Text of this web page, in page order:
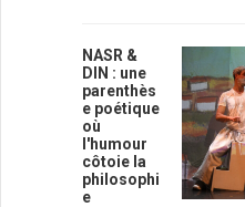
NASR &
DIN : une
parenthès
e poétique
où
l'humour
côtoie la
philosophi
e